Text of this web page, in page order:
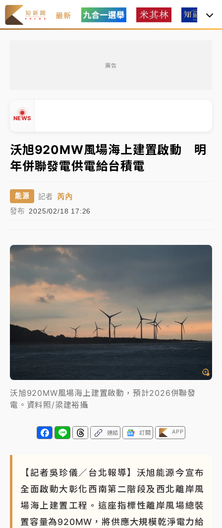
最新
廣告
NEWS
有片｜
連根拔起
中颱白海豚風雨來了！中部以北防豪雨 今晚、明天影
響最劇烈
白海豚逼近！北市水門只出不進 未移置車輛最高罰
油價持續凍漲！ 中油宣布下周一汽柴油價格維持不變
路鷹架倒塌壓2車
白海豚暴風圈逼近！新北淡水赫見龍捲風 榕樹
連根拔起
中颱白海豚風雨來了！中部以北防豪雨 今晚、明天影
白海豚逼近！北市水門只出不進 未移置車輛最高罰
4800＋拖吊費
沃旭920MW風場海上建置啟動 明
年併聯發電供電給台積電
能源 記者 芮內
發布 2025/02/18 17:26
沃旭920MW風場海上建置啟動，預計2026併聯發
電。資料照/梁建裕攝
連結 訂閱 APP
【記者吳珍儀／台北報導】沃旭能源今宣布
全面啟動大彰化西南第二階段及西北離岸風
場海上建置工程。這座指標性離岸風場總裝
置容量為920MW，將供應大規模乾淨電力給